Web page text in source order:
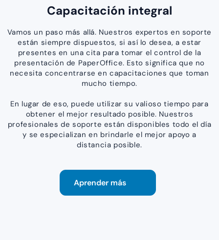
Capacitación integral
Vamos un paso más allá. Nuestros expertos en soporte
están siempre dispuestos, si así lo desea, a estar
presentes en una cita para tomar el control de la
presentación de PaperOffice. Esto significa que no
necesita concentrarse en capacitaciones que toman
mucho tiempo.
En lugar de eso, puede utilizar su valioso tiempo para
obtener el mejor resultado posible. Nuestros
profesionales de soporte están disponibles todo el día
y se especializan en brindarle el mejor apoyo a
distancia posible.
Aprender más